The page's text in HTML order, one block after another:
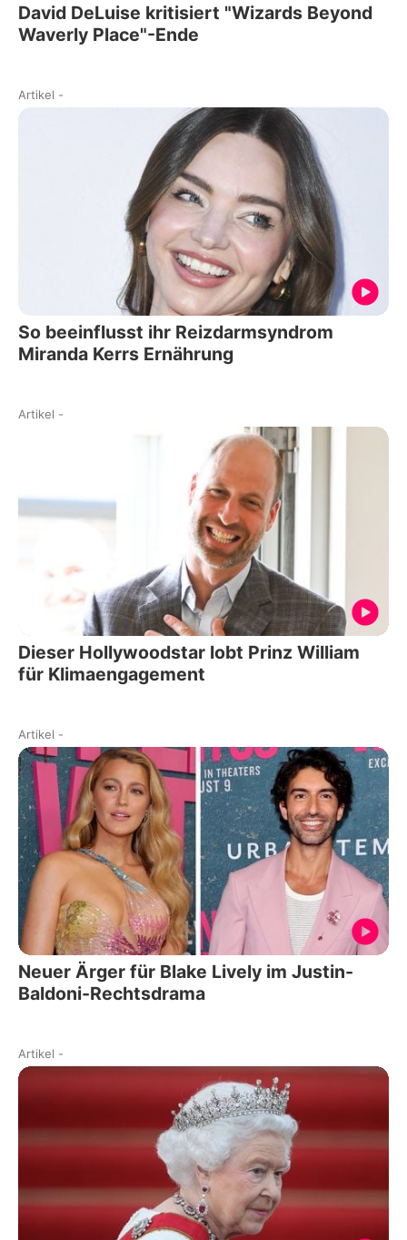
David DeLuise kritisiert "Wizards Beyond
Waverly Place"-Ende
Artikel -
So beeinflusst ihr Reizdarmsyndrom
Miranda Kerrs Ernährung
Artikel -
Dieser Hollywoodstar lobt Prinz William
für Klimaengagement
Artikel -
Neuer Ärger für Blake Lively im Justin-
Baldoni-Rechtsdrama
Artikel -